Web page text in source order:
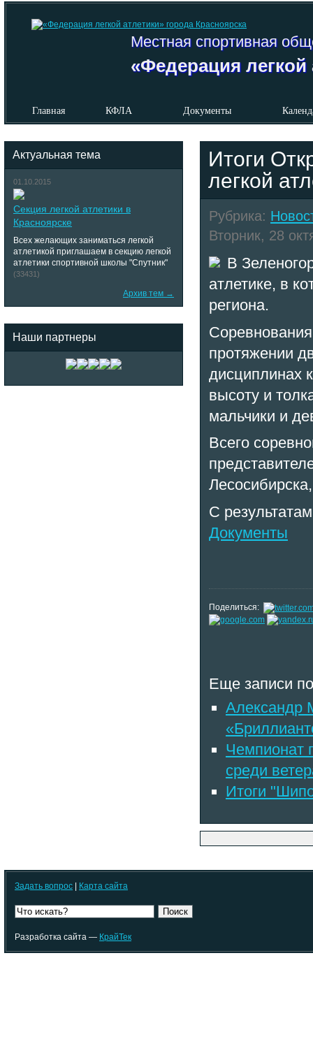
Местная спортивная
«Федерация легкой
Главная КФЛА Документы
Актуальная тема
01.10.2015
Секция легкой атлетики в
Красноярске
Всех желающих заниматься легкой
атлетикой приглашаем в секцию легкой
атлетики спортивной школы "Спутник"
(33431)
Архив тем →
Наши партнеры
Итоги
легкой
Рубрика:
Вторник, 28
В
атлетике, в
региона.
протяжении
дисциплинах
высоту и
мальчики и
Всего
С
Документы
Поделиться:
Еще записи
Александр
Чемпионат
среди
Итоги
Задать вопрос | Карта сайта
Поиск
Разработка сайта — КрайТек